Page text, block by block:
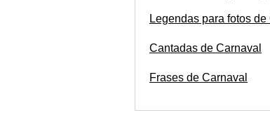
Legendas para fotos de
Cantadas de Carnaval
Frases de Carnaval